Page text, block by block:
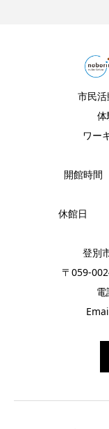
市民
ワー
開館時
土・
休館日 祝
登別
〒059-